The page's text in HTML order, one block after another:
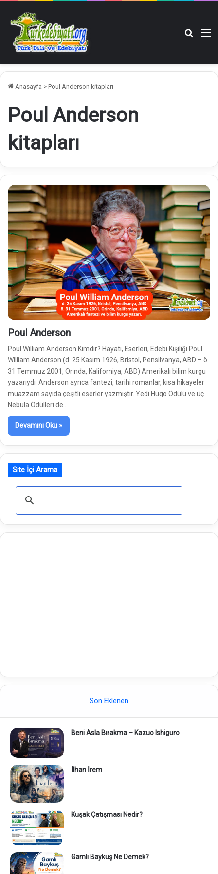
Anasayfa > Poul Anderson kitapları
Poul Anderson
kitapları
Poul Anderson
Poul William Anderson Kimdir? Hayatı, Eserleri, Edebi Kişiliği Poul
William Anderson (d. 25 Kasım 1926, Bristol, Pensilvanya, ABD – ö.
31 Temmuz 2001, Orinda, Kaliforniya, ABD) Amerikalı bilim kurgu
yazarıydı. Anderson ayrıca fantezi, tarihi romanlar, kısa hikayeler
muazzam sayıda çeşitli eserler yazmıştır. Yedi Hugo Ödülü ve üç
Nebula Ödülleri de…
Devamını Oku »
Site İçi Arama
Son Eklenen
Beni Asla Bırakma – Kazuo Ishiguro
İlhan İrem
Kuşak Çatışması Nedir?
Gamlı Baykuş Ne Demek?